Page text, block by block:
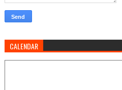
CALENDAR